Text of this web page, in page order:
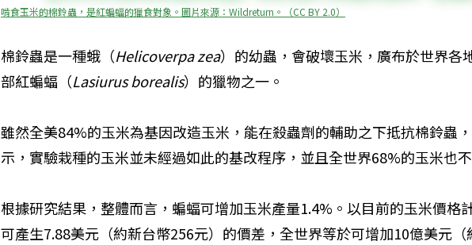
啃食玉米的棉鈴蟲，是紅蝙蝠的獵食對象。圖片來源：Wildreturn。（CC BY 2.0）
棉鈴蟲是一種蛾（Helicoverpa zea）的幼蟲，會破壞玉米，廣布於世界各
部紅蝙蝠（Lasiurus borealis）的獵物之一。
雖然全美84%的玉米為基因改造玉米，能在殺蟲劑的輔助之下抵抗棉鈴蟲
示，實驗栽種的玉米並未經過如此的基改程序，並且全世界68%的玉米也
根據研究結果，整體而言，蝙蝠可增加玉米產量1.4%。以目前的玉米價格
可產生7.88美元（約新台幣256元）的價差，全世界等於可增加10億美元（